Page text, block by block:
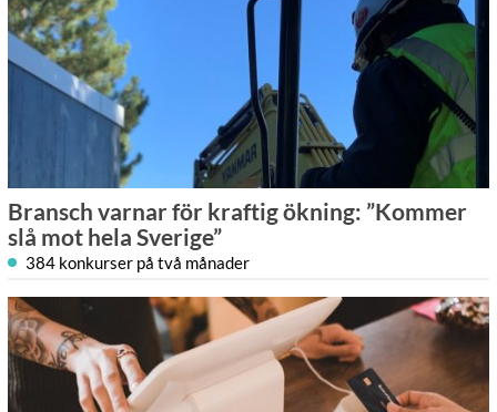
Bransch varnar för kraftig ökning: ”Kommer
slå mot hela Sverige”
384 konkurser på två månader